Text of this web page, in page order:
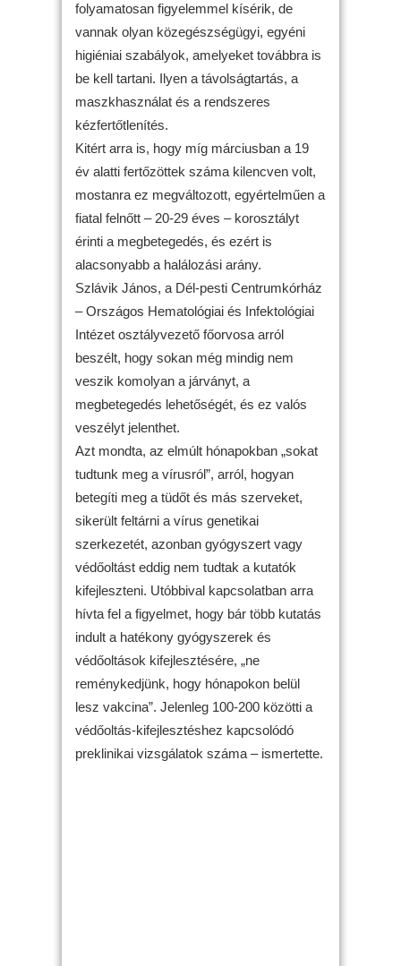
folyamatosan figyelemmel kísérik, de
vannak olyan közegészségügyi, egyéni
higiéniai szabályok, amelyeket továbbra is
be kell tartani. Ilyen a távolságtartás, a
maszkhasználat és a rendszeres
kézfertőtlenítés.
Kitért arra is, hogy míg márciusban a 19
év alatti fertőzöttek száma kilencven volt,
mostanra ez megváltozott, egyértelműen a
fiatal felnőtt – 20-29 éves – korosztályt
érinti a megbetegedés, és ezért is
alacsonyabb a halálozási arány.
Szlávik János, a Dél-pesti Centrumkórház
– Országos Hematológiai és Infektológiai
Intézet osztályvezető főorvosa arról
beszélt, hogy sokan még mindig nem
veszik komolyan a járványt, a
megbetegedés lehetőségét, és ez valós
veszélyt jelenthet.
Azt mondta, az elmúlt hónapokban „sokat
tudtunk meg a vírusról”, arról, hogyan
betegíti meg a tüdőt és más szerveket,
sikerült feltárni a vírus genetikai
szerkezetét, azonban gyógyszert vagy
védőoltást eddig nem tudtak a kutatók
kifejleszteni. Utóbbival kapcsolatban arra
hívta fel a figyelmet, hogy bár több kutatás
indult a hatékony gyógyszerek és
védőoltások kifejlesztésére, „ne
reménykedjünk, hogy hónapokon belül
lesz vakcina”. Jelenleg 100-200 közötti a
védőoltás-kifejlesztéshez kapcsolódó
preklinikai vizsgálatok száma – ismertette.